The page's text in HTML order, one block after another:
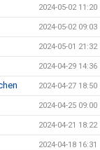
2024-05-02 11:20
2024-05-02 09:03
2024-05-01 21:32
2024-04-29 14:36
2024-04-27 18:50
2024-04-25 09:00
2024-04-21 18:22
2024-04-18 16:31